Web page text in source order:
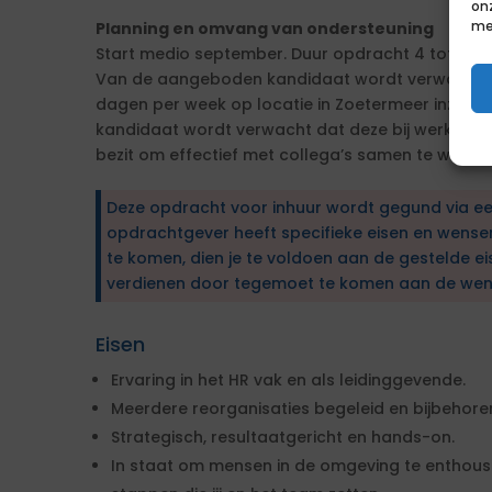
Planning en omvang van ondersteuning
Start medio september. Duur opdracht 4 tot 6
Van de aangeboden kandidaat wordt verwacht
dagen per week op locatie in Zoetermeer
kandidaat wordt verwacht dat deze bij werken
bezit om effectief met collega’s samen te werken.
Deze opdracht voor inhuur wordt gegund via
opdrachtgever heeft specifieke eisen en
te komen, dien je te voldoen aan de gestelde
verdienen door tegemoet te komen aan de
Eisen
Ervaring in het HR vak en als leidinggevende.
Meerdere reorganisaties begeleid en
Strategisch, resultaatgericht en hands-on.
In staat om mensen in de omgeving te